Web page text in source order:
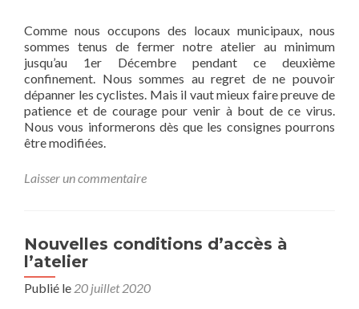
Comme nous occupons des locaux municipaux, nous
sommes tenus de fermer notre atelier au minimum
jusqu’au 1er Décembre pendant ce deuxième
confinement. Nous sommes au regret de ne pouvoir
dépanner les cyclistes. Mais il vaut mieux faire preuve de
patience et de courage pour venir à bout de ce virus.
Nous vous informerons dès que les consignes pourrons
être modifiées.
Laisser un commentaire
Nouvelles conditions d’accès à
l’atelier
Publié le 20 juillet 2020